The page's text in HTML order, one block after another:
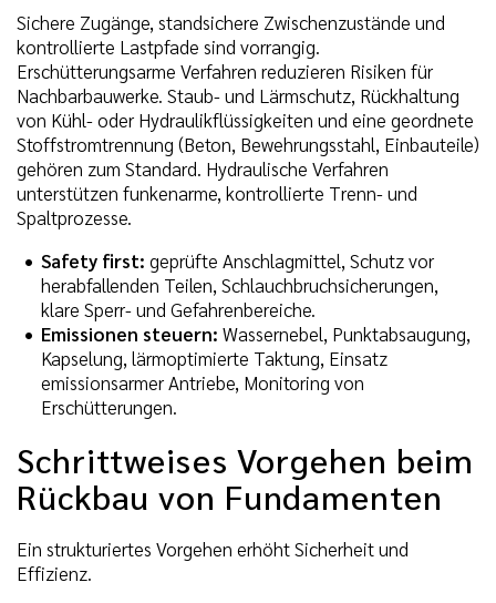
Sichere Zugänge, standsichere Zwischenzustände und
kontrollierte Lastpfade sind vorrangig.
Erschütterungsarme Verfahren reduzieren Risiken für
Nachbarbauwerke. Staub- und Lärmschutz, Rückhaltung
von Kühl- oder Hydraulikflüssigkeiten und eine geordnete
Stoffstromtrennung (Beton, Bewehrungsstahl, Einbauteile)
gehören zum Standard. Hydraulische Verfahren
unterstützen funkenarme, kontrollierte Trenn- und
Spaltprozesse.
Safety first: geprüfte Anschlagmittel, Schutz vor
herabfallenden Teilen, Schlauchbruchsicherungen,
klare Sperr- und Gefahrenbereiche.
Emissionen steuern: Wassernebel, Punktabsaugung,
Kapselung, lärmoptimierte Taktung, Einsatz
emissionsarmer Antriebe, Monitoring von
Erschütterungen.
Schrittweises Vorgehen beim
Rückbau von Fundamenten
Ein strukturiertes Vorgehen erhöht Sicherheit und
Effizienz.